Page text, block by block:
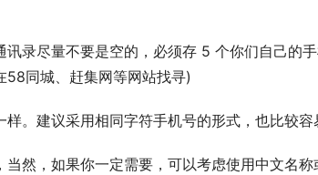
录尽量不要是空的，必须存 5 个你们自己的
58同城、赶集网等网站找寻)
。建议采用相同字符手机号的形式，也比较容
然，如果你一定需要，可以考虑使用中文名